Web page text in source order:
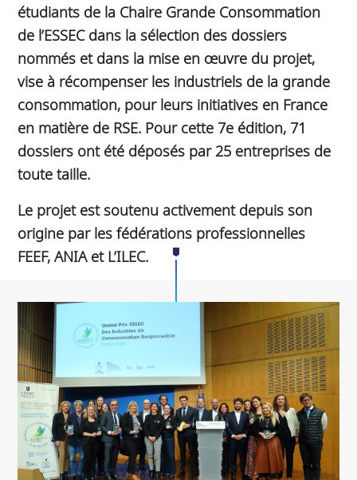
étudiants de la Chaire Grande Consommation
de l’ESSEC dans la sélection des dossiers
nommés et dans la mise en œuvre du projet,
vise à récompenser les industriels de la grande
consommation, pour leurs initiatives en France
en matière de RSE. Pour cette 7e édition, 71
dossiers ont été déposés par 25 entreprises de
toute taille.
Le projet est soutenu activement depuis son
origine par les fédérations professionnelles
FEEF, ANIA et L’ILEC.